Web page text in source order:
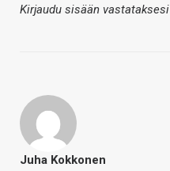
Kirjaudu sisään vastataksesi
Juha Kokkonen